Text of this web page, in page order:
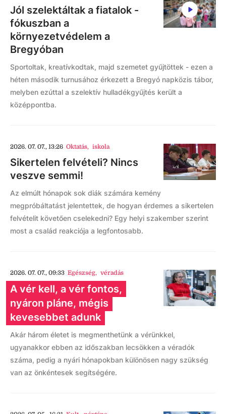
Jól szelektáltak a fiatalok -
fókuszban a
környezetvédelem a
Bregyóban
Sportoltak, kreatívkodtak, majd szemetet gyűjtöttek - ezen a
héten második turnusához érkezett a Bregyó napközis tábor,
melyben ezúttal a szelektív hulladékgyűjtés került a
középpontba.
2026. 07. 07., 13:26 Oktatás, iskola
Sikertelen felvételi? Nincs
veszve semmi!
Az elmúlt hónapok sok diák számára kemény
megpróbáltatást jelentettek, de hogyan érdemes a sikertelen
felvételit követően cselekedni? Egy helyi szakember szerint
most a család reakciója a legfontosabb.
2026. 07. 07., 09:33 Egészség, véradás
A vér kell, a vér fontos,
nyáron pláne, mégis
kevesebbet adunk
Akár három életet is megmenthetünk a vérünkkel,
ugyanakkor ebben az időszakban lecsökken a véradók
száma, pedig a nyári hónapokban különösen nagy szükség
van az önkéntesek segítségére.